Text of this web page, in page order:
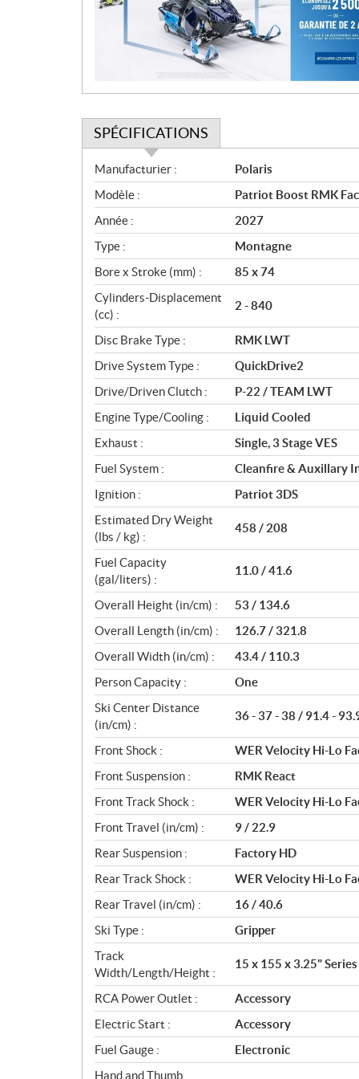
SPÉCIFICATIONS
S
p
é
c
i
f
i
c
a
t
i
o
n
s
Manufacturier :
Polaris
Modèle :
Patriot Boost RMK
Année :
2027
Type :
Montagne
Bore x Stroke (mm) :
85 x 74
Cylinders-Displacement
(cc) :
2 - 840
Disc Brake Type :
RMK LWT
Drive System Type :
QuickDrive2
Drive/Driven Clutch :
P-22 / TEAM LWT
Engine Type/Cooling :
Liquid Cooled
Exhaust :
Single, 3 Stage VES
Fuel System :
Cleanfire & Auxillary
Ignition :
Patriot 3DS
Estimated Dry Weight
(lbs / kg) :
458 / 208
Fuel Capacity
(gal/liters) :
11.0 / 41.6
Overall Height (in/cm) :
53 / 134.6
Overall Length (in/cm) :
126.7 / 321.8
Overall Width (in/cm) :
43.4 / 110.3
Person Capacity :
One
Ski Center Distance
(in/cm) :
36 - 37 - 38 / 91.4 -
Front Shock :
WER Velocity Hi-Lo
Front Suspension :
RMK React
Front Track Shock :
WER Velocity Hi-Lo
Front Travel (in/cm) :
9 / 22.9
Rear Suspension :
Factory HD
Rear Track Shock :
WER Velocity Hi-Lo
Rear Travel (in/cm) :
16 / 40.6
Ski Type :
Gripper
Track
Width/Length/Height :
15 x 155 x 3.25"
RCA Power Outlet :
Accessory
Electric Start :
Accessory
Fuel Gauge :
Electronic
Hand and Thumb